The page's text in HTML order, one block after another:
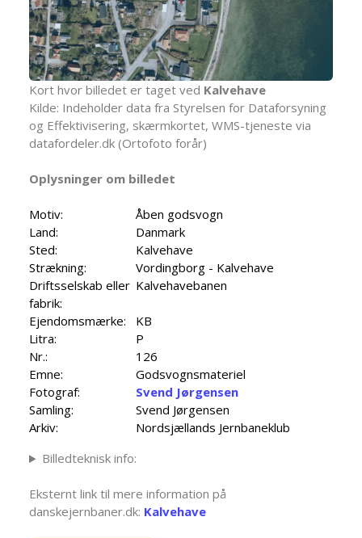
Kort hvor billedet er taget ved Kalvehave
Kilde: Indeholder data fra Styrelsen for Dataforsyning
og Effektivisering, skærmkortet, WMS-tjeneste via
datafordeler.dk (Ortofoto forår)
Oplysninger om billedet
Motiv:
Åben godsvogn
Land:
Danmark
Sted:
Kalvehave
Strækning:
Vordingborg - Kalvehave
Driftsselskab eller
fabrik:
Kalvehavebanen
Ejendomsmærke:
KB
Litra:
P
Nr.:
126
Emne:
Godsvognsmateriel
Fotograf:
Svend Jørgensen
Samling:
Svend Jørgensen
Arkiv:
Nordsjællands Jernbaneklub
Billedteknisk info:
Eksternt link til mere information på
danskejernbaner.dk: Kalvehave